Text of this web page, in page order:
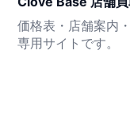
価格表・店舗案内
専用サイトです。